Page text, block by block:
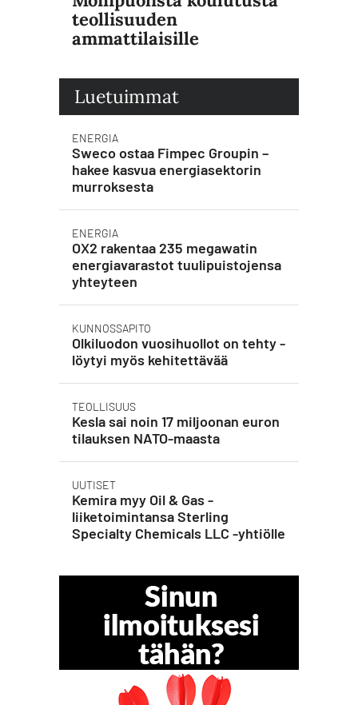
teollisuuden
ammattilaisille
Luetuimmat
ENERGIA
Sweco ostaa Fimpec Groupin –
hakee kasvua energiasektorin
murroksesta
ENERGIA
OX2 rakentaa 235 megawatin
energiavarastot tuulipuistojensa
yhteyteen
KUNNOSSAPITO
Olkiluodon vuosihuollot on tehty -
löytyi myös kehitettävää
TEOLLISUUS
Kesla sai noin 17 miljoonan euron
tilauksen NATO-maasta
UUTISET
Kemira myy Oil & Gas -
liiketoimintansa Sterling
Specialty Chemicals LLC -yhtiölle